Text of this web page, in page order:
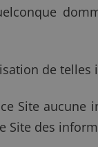
de
ce Site
Site des